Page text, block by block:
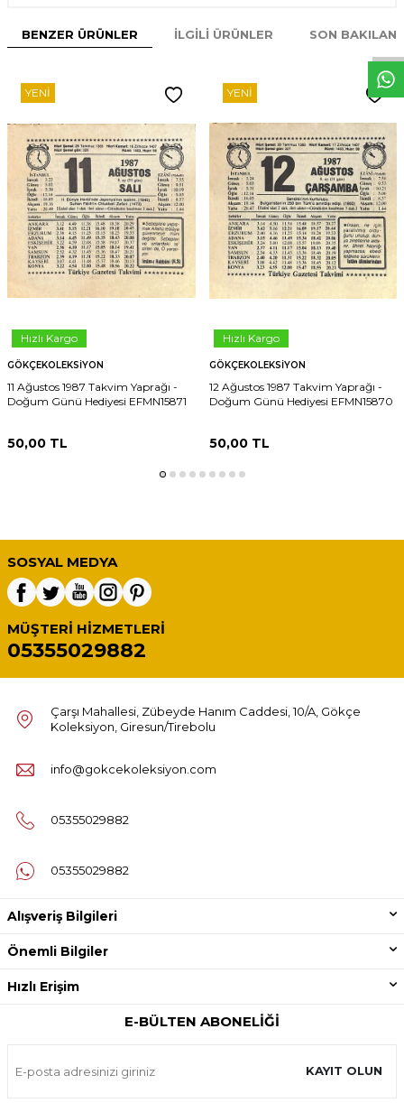
W
h
t
s
p
p
D
e
s
e
H
a
t
t
BENZER ÜRÜNLER İLGILI ÜRÜNLER SON
YENI
Hızlı Kargo
GÖKÇEKOLEKSIYON
11 Ağustos 1987 Takvim Yaprağı -
Doğum Günü Hediyesi EFMN15871
50,00 TL
YENI
Hızlı Kargo
GÖKÇEKOLEKSIYON
12 Ağustos 1987 Takvim Yaprağı -
Doğum Günü Hediyesi EFMN15870
50,00TL
SOSYAL MEDYA
MÜŞTERI HIZMETLERI
05355029882
Çarşı Mahallesi, Zübeyde Hanım Caddesi, 10/A, Gökçe
Koleksiyon, Giresun/Tirebolu
info@gokcekoleksiyon.com
05355029882
05355029882
Alışveriş Bilgileri
Önemli Bilgiler
Hızlı Erişim
E-BÜLTEN ABONELIĞI
KAYIT OLUN